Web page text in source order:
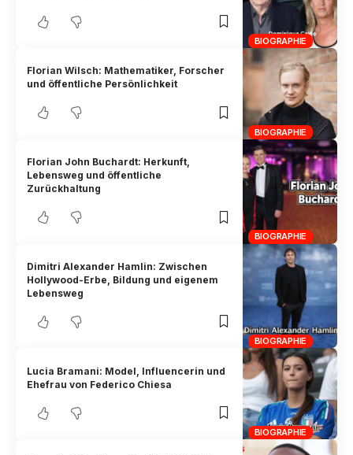
BIOGRAPHIE
BIOGRAPHIE
Florian Wilsch: Mathematiker, Forscher
und öffentliche Persönlichkeit
BIOGRAPHIE
Florian John Buchardt: Herkunft,
Lebensweg und öffentliche
Zurückhaltung
BIOGRAPHIE
Dimitri Alexander Hamlin: Zwischen
Hollywood-Erbe, Bildung und eigenem
Lebensweg
BIOGRAPHIE
Lucia Bramani: Model, Influencerin und
Ehefrau von Federico Chiesa